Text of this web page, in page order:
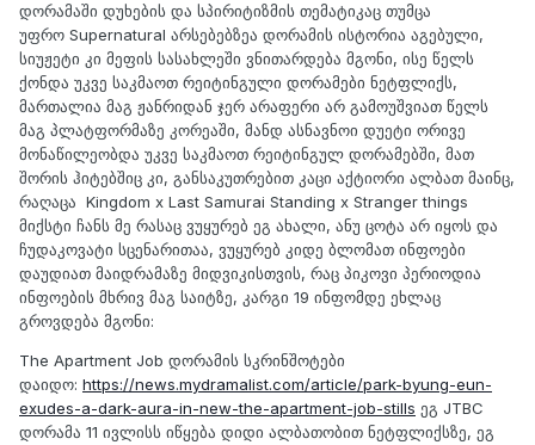
დორამაში დუხების და სპირიტიზმის თემატიკაც თუმცა
უფრო Supernatural არსებებზეა დორამის ისტორია აგებული,
სიუჟეტი კი მეფის სასახლეში ვნითარდება მგონი, ისე წელს
ქონდა უკვე საკმაოთ რეიტინგული დორამები ნეტფლიქს,
მართალია მაგ ჟანრიდან ჯერ არაფერი არ გამოუშვიათ წელს
მაგ პლატფორმაზე კორეაში, მანდ ასნავნოი დუეტი ორივე
მონაწილეობდა უკვე საკმაოთ რეიტინგულ დორამებში, მათ
შორის ჰიტებშიც კი, განსაკუთრებით კაცი აქტიორი ალბათ მაინც,
რაღაცა Kingdom x Last Samurai Standing x Stranger things
მიქსტი ჩანს მე რასაც ვუყურებ ეგ ახალი, ანუ ცოტა არ იყოს და
ჩუდაკოვატი სცენარითაა, ვუყურებ კიდე ბლომათ ინფოები
დაუდიათ მაიდრამაზე მიდვიკისთვის, რაც პიკოვი პერიოდია
ინფოების მხრივ მაგ საიტზე, კარგი 19 ინფომდე ეხლაც
გროვდება მგონი:
The Apartment Job დორამის სკრინშოტები
დაიდო: https://news.mydramalist.com/article/park-byung-eun-
exudes-a-dark-aura-in-new-the-apartment-job-stills ეგ JTBC
დორამა 11 ივლისს იწყება დიდი ალბათობით ნეტფლიქსზე, ეგ